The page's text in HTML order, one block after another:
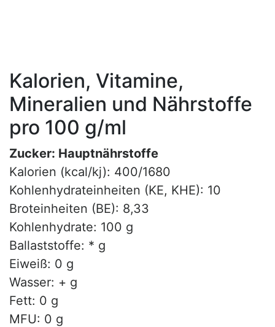
Kalorien, Vitamine,
Mineralien und Nährstoffe
pro 100 g/ml
Zucker: Hauptnährstoffe
Kalorien (kcal/kj): 400/1680
Kohlenhydrateinheiten (KE, KHE): 10
Broteinheiten (BE): 8,33
Kohlenhydrate: 100 g
Ballaststoffe: * g
Eiweiß: 0 g
Wasser: + g
Fett: 0 g
MFU: 0 g